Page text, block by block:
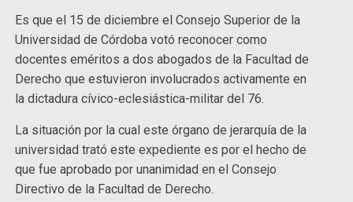
Es que el 15 de diciembre el Consejo Superior de la
Universidad de Córdoba votó reconocer como
docentes eméritos a dos abogados de la Facultad de
Derecho que estuvieron involucrados activamente en
la dictadura cívico-eclesiástica-militar del 76.
La situación por la cual este órgano de jerarquía de la
universidad trató este expediente es por el hecho de
que fue aprobado por unanimidad en el Consejo
Directivo de la Facultad de Derecho.